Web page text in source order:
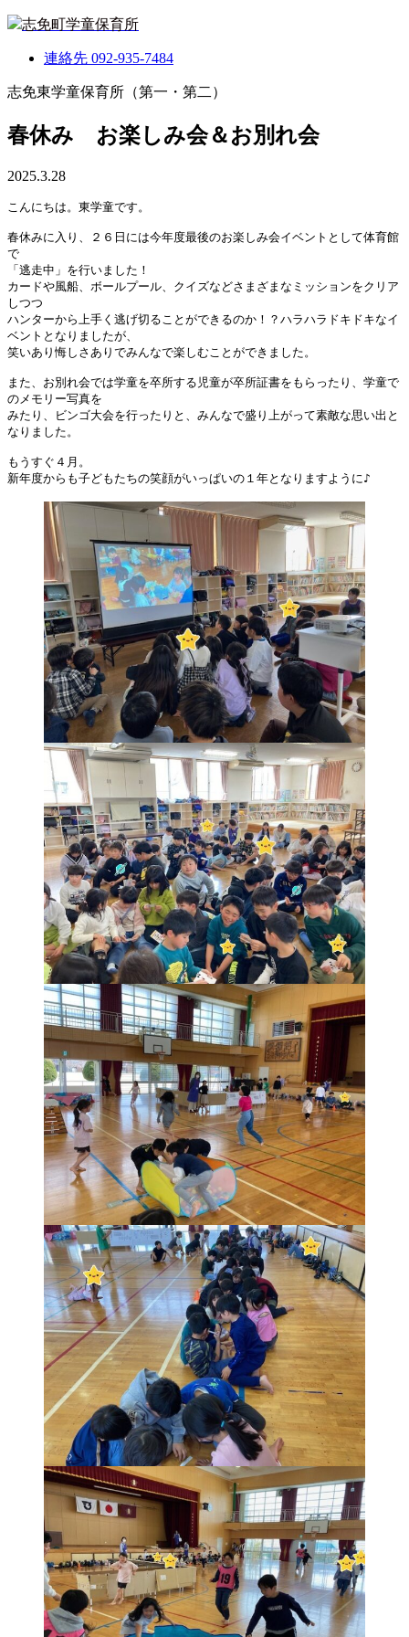
志免町学童保育所
連絡先 092-935-7484
志免東学童保育所（第一・第二）
春休み お楽しみ会＆お別れ会
2025.3.28
こんにちは。東学童です。
春休みに入り、２６日には今年度最後のお楽しみ会イベントとして体育館
で
「逃走中」を行いました！
カードや風船、ボールプール、クイズなどさまざまなミッションをクリア
しつつ
ハンターから上手く逃げ切ることができるのか！？ハラハラドキドキなイ
ベントとなりましたが、
笑いあり悔しさありでみんなで楽しむことができました。
また、お別れ会では学童を卒所する児童が卒所証書をもらったり、学童で
のメモリー写真を
みたり、ビンゴ大会を行ったりと、みんなで盛り上がって素敵な思い出と
なりました。
もうすぐ４月。
新年度からも子どもたちの笑顔がいっぱいの１年となりますように♪